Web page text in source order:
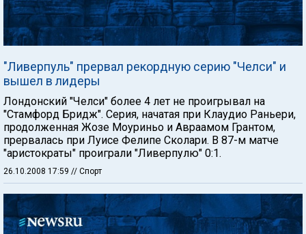
"Ливерпуль" прервал рекордную серию "Челси" и
вышел в лидеры
Лондонский "Челси" более 4 лет не проигрывал на
"Стамфорд Бридж". Серия, начатая при Клаудио Раньери,
продолженная Жозе Моуриньо и Авраамом Грантом,
прервалась при Луисе Фелипе Сколари. В 87-м матче
"аристократы" проиграли "Ливерпулю" 0:1.
26.10.2008 17:59 // Спорт